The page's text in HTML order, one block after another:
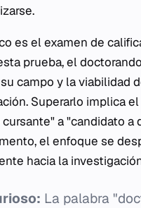
es el examen de
prueba, el
campo y la viabilidad
Superarlo implica
a "candidato a
el enfoque se
hacia la
La palabra